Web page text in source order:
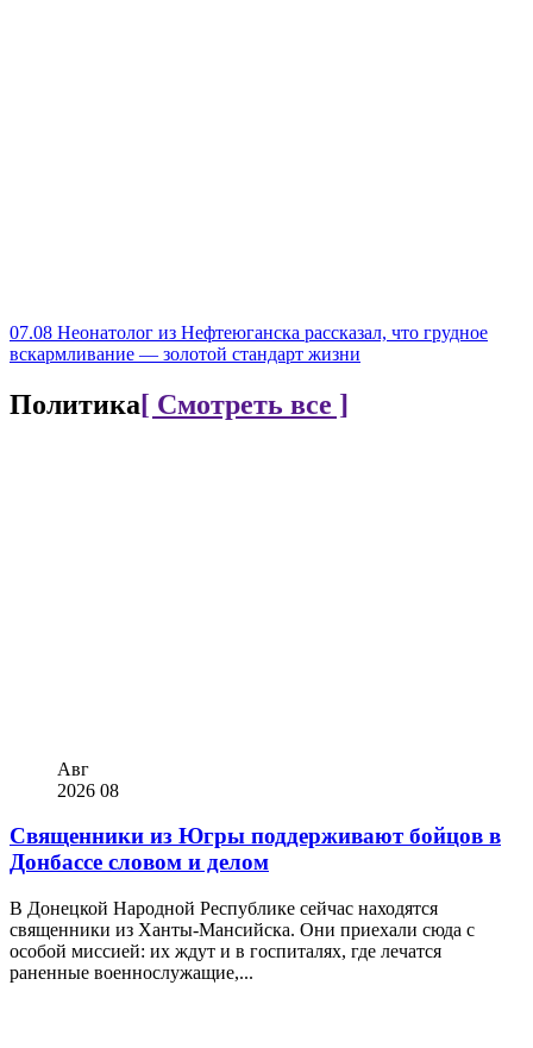
07.08 Неонатолог из Нефтеюганска рассказал, что грудное
вскармливание — золотой стандарт жизни
Политика[ Смотреть все ]
Авг
2026 08
Священники из Югры поддерживают бойцов в
Донбассе словом и делом
В Донецкой Народной Республике сейчас находятся
священники из Ханты-Мансийска. Они приехали сюда с
особой миссией: их ждут и в госпиталях, где лечатся
раненные военнослужащие,...